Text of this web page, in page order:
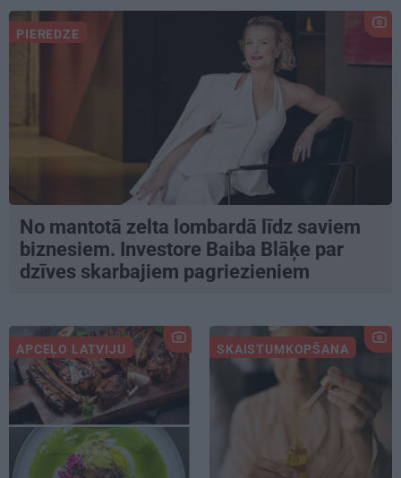
PIEREDZE
No mantotā zelta lombardā līdz saviem
biznesiem. Investore Baiba Blāķe par
dzīves skarbajiem pagriezieniem
APCEĻO LATVIJU SKAISTUMKOPŠANA